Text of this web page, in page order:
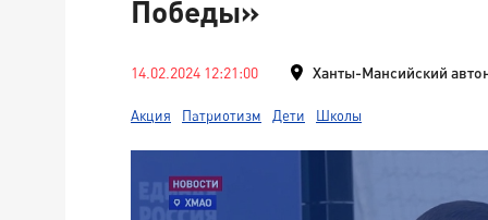
Победы»
14.02.2024 12:21:00 Ханты-Мансийский
Акция Патриотизм Дети Школы